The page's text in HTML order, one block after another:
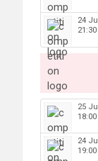
24
21:30
25
18:00
24
19:00